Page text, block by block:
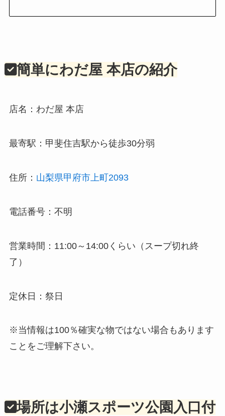
簡単にわだ屋 本店の紹介
店名：わだ屋 本店
最寄駅：甲斐住吉駅から徒歩30分弱
住所： 山梨県甲府市上町2093
電話番号：不明
営業時間：11:00～14:00くらい（スープ切れ終
了）
定休日：祭日
※当情報は100％確実な物ではない場合もあります
ことをご理解下さい。
場所は小瀬スポーツ公園入口付